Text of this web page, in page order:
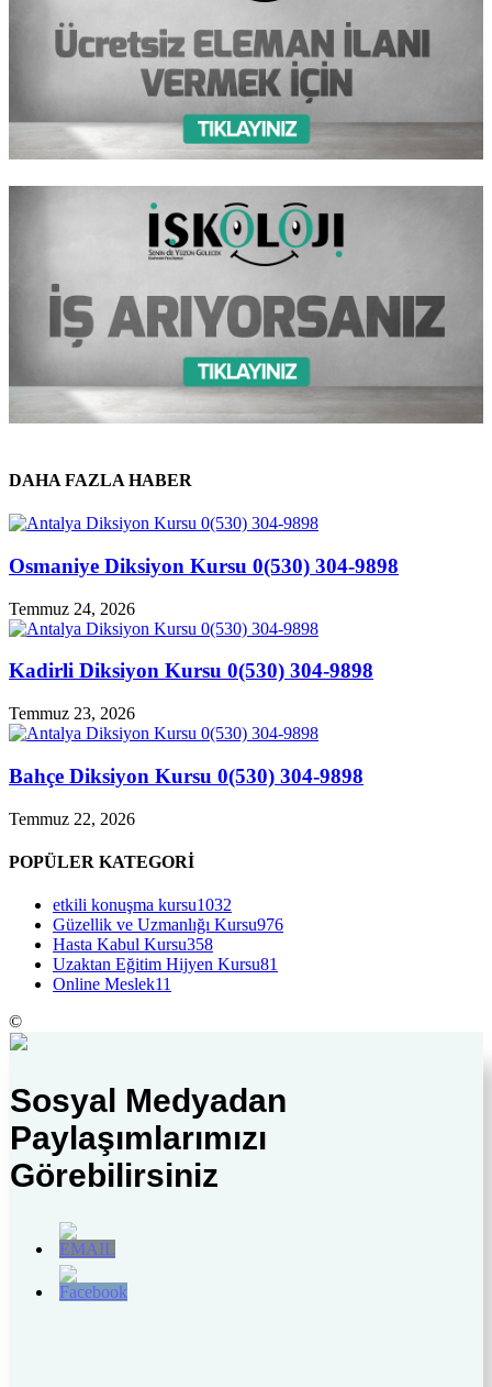
DAHA FAZLA HABER
Osmaniye Diksiyon Kursu 0(530) 304-9898
Temmuz 24, 2026
Kadirli Diksiyon Kursu 0(530) 304-9898
Temmuz 23, 2026
Bahçe Diksiyon Kursu 0(530) 304-9898
Temmuz 22, 2026
POPÜLER KATEGORİ
etkili konuşma kursu1032
Güzellik ve Uzmanlığı Kursu976
Hasta Kabul Kursu358
Uzaktan Eğitim Hijyen Kursu81
Online Meslek11
©
Sosyal Medyadan
Paylaşımlarımızı
Görebilirsiniz